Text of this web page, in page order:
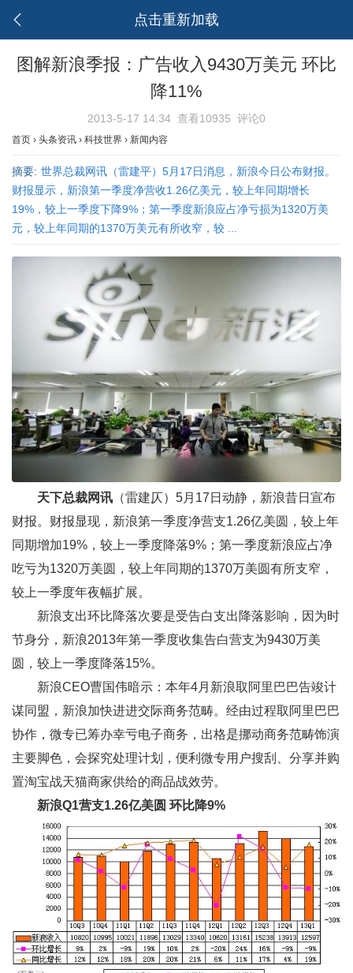
点击重新加载
图解新浪季报：广告收入9430万美元 环比
降11%
2013-5-17 14:34 查看10935 评论0
首页 › 头条资讯 › 科技世界 › 新闻内容
摘要: 世界总裁网讯（雷建平）5月17日消息，新浪今日公布财报。
财报显示，新浪第一季度净营收1.26亿美元，较上年同期增长
19%，较上一季度下降9%；第一季度新浪应占净亏损为1320万美
元，较上年同期的1370万美元有所收窄，较 ...
天下总裁网讯 （雷建仄）5月17日动静， 新浪昔日宣布
财报。财报显现，新浪第一季度净营支1.26亿美圆，较上年
同期增加19%，较上一季度降落9%；第一季度新浪应占净
吃亏为1320万美圆，较上年同期的1370万美圆有所支窄，
较上一季度年夜幅扩展。
新浪支出环比降落次要是受告白支出降落影响，因为时
节身分，新浪2013年第一季度收集告白营支为9430万美
圆，较上一季度降落15%。
新浪CEO曹国伟暗示：本年4月新浪取 阿里巴巴告竣计
谋同盟，新浪加快进进交际商务范畴。经由过程取阿里巴巴
协作，微专已筹办幸亏电子商务，出格是挪动商务范畴饰演
主要脚色，会探究处理计划，便利微专用户搜刮、分享并购
置淘宝战天猫商家供给的商品战效劳。
新浪Q1营支1.26亿美圆 环比降9%